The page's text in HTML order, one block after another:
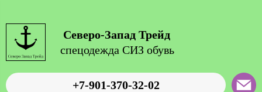
Северо-Запад Трейд
спецодежда СИЗ обувь
+7-901-370-32-02